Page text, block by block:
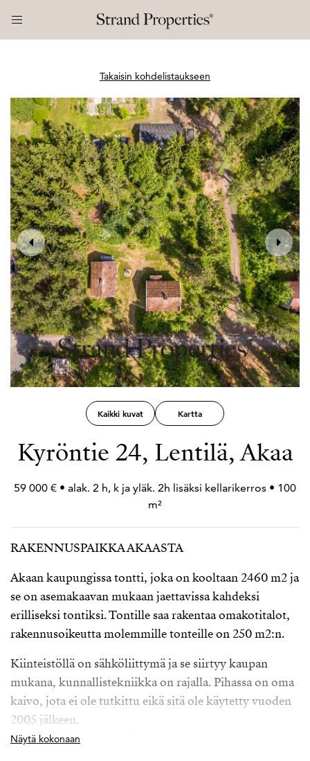
Takaisin kohdelistaukseen
Kaikki kuvat Kartta
Kyröntie 24, Lentilä, Akaa
59 000 € • alak. 2 h, k ja yläk. 2h lisäksi kellarikerros • 100
m²
RAKENNUSPAIKKA AKAASTA
Akaan kaupungissa tontti, joka on kooltaan 2460 m2 ja
se on asemakaavan mukaan jaettavissa kahdeksi
erilliseksi tontiksi. Tontille saa rakentaa omakotitalot,
rakennusoikeutta molemmille tonteille on 250 m2:n.
Kiinteistöllä on sähköliittymä ja se siirtyy kaupan
mukana, kunnallistekniikka on rajalla. Pihassa on oma
kaivo, jota ei ole tutkittu eikä sitä ole käytetty vuoden
2005 jälkeen.
Kiinteistöllä on huonokuntoinen omakotitalo sekä
Näytä kokonaan